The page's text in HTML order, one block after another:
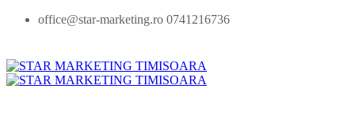
office@star-marketing.ro 0741216736